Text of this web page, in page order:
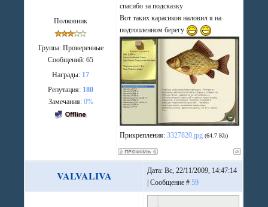
Полковник
Группа: Проверенные
Сообщений:65
Награды: 17
Репутация: 180
Замечания: 0%
спасибо за подсказку
Вот таких карасиков наловил я на
подтопленном берегу
Прикрепления:3327820.jpg (64.7 Kb)
VALVALIVA
Дата: Вс, 22/11/2009, 14:47:14
| Сообщение #59